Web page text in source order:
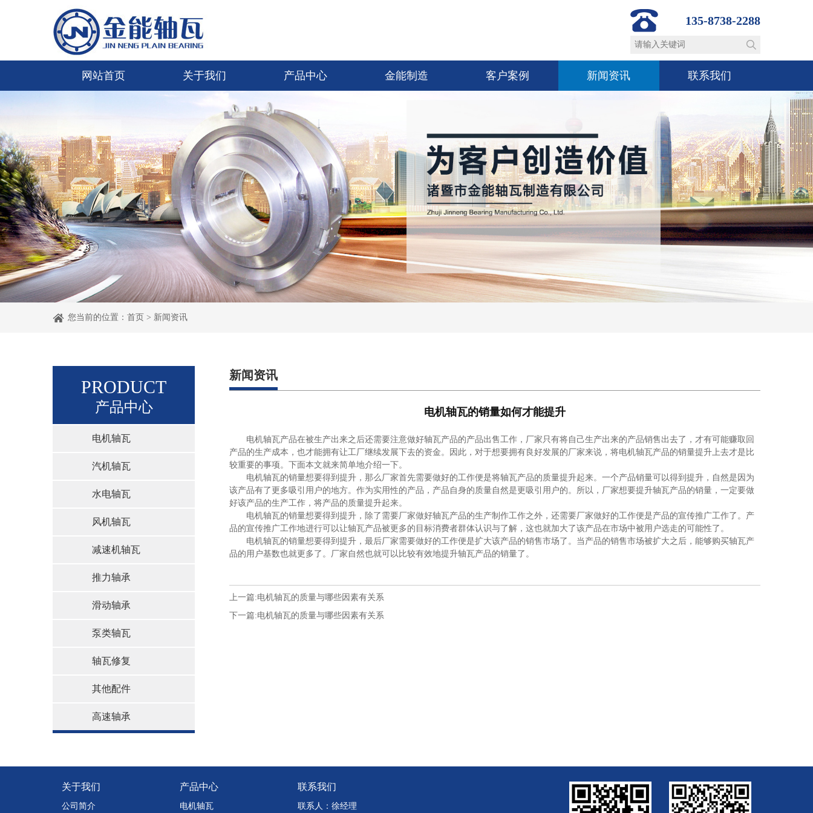
135-8738-2288
网站首页 关于我们 产品中心 金能制造 客户案例 新闻资讯 联系我们
您当前的位置： 首页 > 新闻资讯
PRODUCT
产品中心
电机轴瓦
汽机轴瓦
水电轴瓦
风机轴瓦
减速机轴瓦
推力轴承
滑动轴承
泵类轴瓦
轴瓦修复
其他配件
高速轴承
新闻资讯
电机轴瓦的销量如何才能提升
电机轴瓦产品在被生产出来之后还需要注意做好轴瓦产品的产品出售工作，厂家只有将自己生产出来的产品销售出去了，才有可能赚取回
产品的生产成本，也才能拥有让工厂继续发展下去的资金。因此，对于想要拥有良好发展的厂家来说，将电机轴瓦产品的销量提升上去才是比
较重要的事项。下面本文就来简单地介绍一下。
电机轴瓦的销量想要得到提升，那么厂家首先需要做好的工作便是将轴瓦产品的质量提升起来。一个产品销量可以得到提升，自然是因为
该产品有了更多吸引用户的地方。作为实用性的产品，产品自身的质量自然是更吸引用户的。所以，厂家想要提升轴瓦产品的销量，一定要做
好该产品的生产工作，将产品的质量提升起来。
电机轴瓦的销量想要得到提升，除了需要厂家做好轴瓦产品的生产制作工作之外，还需要厂家做好的工作便是产品的宣传推广工作了。产
品的宣传推广工作地进行可以让轴瓦产品被更多的目标消费者群体认识与了解，这也就加大了该产品在市场中被用户选走的可能性了。
电机轴瓦的销量想要得到提升，最后厂家需要做好的工作便是扩大该产品的销售市场了。当产品的销售市场被扩大之后，能够购买轴瓦产
品的用户基数也就更多了。厂家自然也就可以比较有效地提升轴瓦产品的销量了。
上一篇:电机轴瓦的质量与哪些因素有关系
下一篇:电机轴瓦的质量与哪些因素有关系
关于我们
公司简介
产品中心
电机轴瓦
联系我们
联系人：徐经理